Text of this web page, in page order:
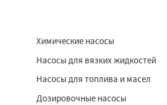
Химические насосы
Насосы для вязких жидкостей
Насосы для топлива и масел
Дозировочные насосы